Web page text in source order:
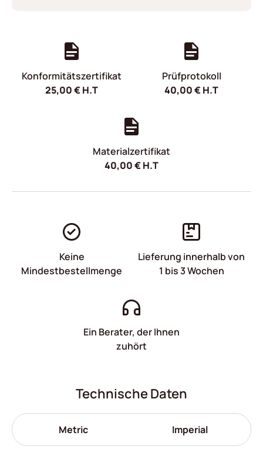
Konformitätszertifikat
25,00€H.T
Prüfprotokoll
40,00€H.T
Materialzertifikat
40,00€H.T
Keine
Mindestbestellmenge
Lieferung innerhalb von
1 bis 3 Wochen
Ein Berater, der Ihnen
zuhört
Technische Daten
Metric Imperial